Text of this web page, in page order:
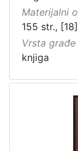
Materijalni
155 str.,
Vrsta građe
knjiga